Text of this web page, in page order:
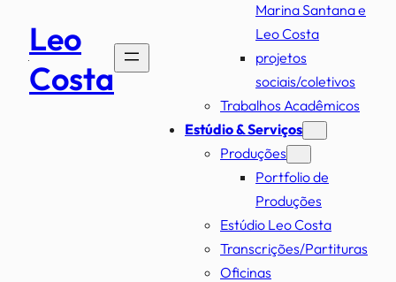
Leo
Costa
Marina Santana e
Leo Costa
projetos
sociais/coletivos
Trabalhos Acadêmicos
Estúdio & Serviços
Produções
Portfolio de
Produções
Estúdio Leo Costa
Transcrições/Partituras
Oficinas